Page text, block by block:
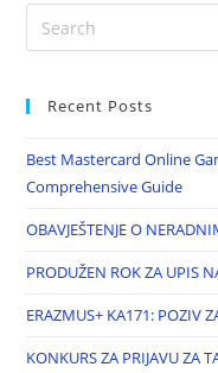
Recent Posts
Best Mastercard Online
Comprehensive Guide
OBAVJEŠTENJE O
PRODUŽEN ROK ZA UPIS
ERAZMUS+ KA171: POZIV
KONKURS ZA PRIJAVU ZA